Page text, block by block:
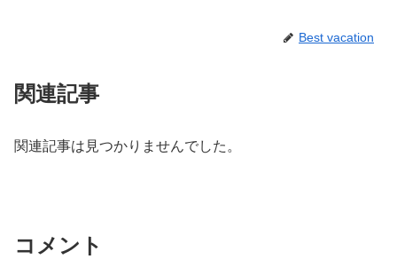
Best vacation
関連記事
関連記事は見つかりませんでした。
コメント